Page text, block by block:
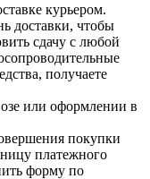
курьером.
доставки, чтобы
сдачу с любой
получаете
или оформлении в
покупки
платежного
форму по